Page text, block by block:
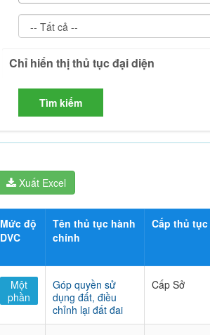
Tìm kiếm
Xuất Excel
Mức độ
DVC
Tên thủ tục hành
chính
Cấp thủ tục
Một
phần
Góp quyền sử
dụng đất, điều
chỉnh lại đất đai
Cấp Sở